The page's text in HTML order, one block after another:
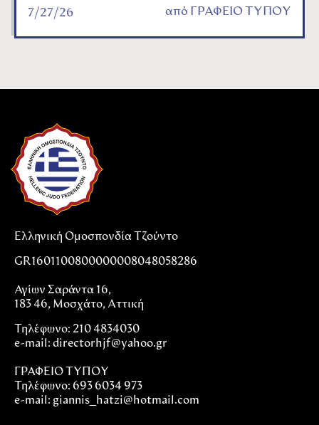
7/27/26 από ΓΡΑΦΕΙΟ ΤΥΠΟΥ
Ελληνική Ομοσπονδία Τζούντο
GR1601100800000008048058286
Αγίων Σαράντα 16,
183 46, Μοσχάτο, Αττική
Τηλέφωνο: 210 4834030
e-mail: directorhjf@yahoo.gr
ΓΡΑΦΕΙΟ ΤΥΠΟΥ
Τηλέφωνο: 693 6034 973
e-mail: giannis_hatzi@hotmail.com